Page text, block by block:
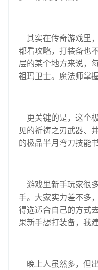
其实在传奇游戏里
都看攻略，打装备也
层的某个地方来说，
祖玛卫士。魔法师掌
更关键的是，这个
见的祈祷之刃武器、
的极品半月弯刀技能
游戏里新手玩家很
手。大家实力差不多
得选适合自己的方式
果新手想打装备，我
晚上人虽然多，但